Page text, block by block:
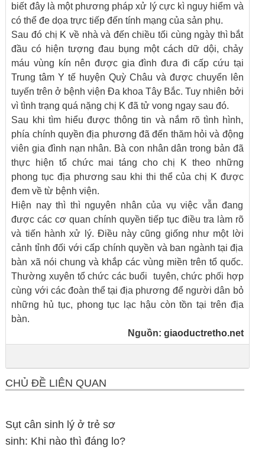
biết đây là một phương pháp xử lý cực kì nguy hiểm và
có thể đe dọa trực tiếp đến tính mạng của sản phụ.
Sau đó chị K về nhà và đến chiều tối cùng ngày thì bắt
đầu có hiện tượng đau bụng một cách dữ dội, chảy
máu vùng kín nên được gia đình đưa đi cấp cứu tại
Trung tâm Y tế huyện Quỳ Châu và được chuyển lên
tuyến trên ở bệnh viện Đa khoa Tây Bắc. Tuy nhiên bởi
vì tình trạng quá nặng chị K đã tử vong ngay sau đó.
Sau khi tìm hiểu được thông tin và nắm rõ tình hình,
phía chính quyền địa phương đã đến thăm hỏi và động
viên gia đình nạn nhân. Bà con nhân dân trong bản đã
thực hiện tổ chức mai táng cho chị K theo những
phong tục địa phương sau khi thi thể của chị K được
đem về từ bệnh viện.
Hiện nay thì thì nguyên nhân của vụ việc vẫn đang
được các cơ quan chính quyền tiếp tục điều tra làm rõ
và tiến hành xử lý. Điều này cũng giống như một lời
cảnh tỉnh đối với cấp chính quyền và ban ngành tại địa
bàn xã nói chung và khắp các vùng miền trên tổ quốc.
Thường xuyên tổ chức các buổi tuyên, chức phối hợp
cùng với các đoàn thể tại địa phương để người dân bỏ
những hủ tục, phong tục lạc hậu còn tồn tại trên địa
bàn.
Nguồn: giaoductretho.net
CHỦ ĐỀ LIÊN QUAN
Sụt cân sinh lý ở trẻ sơ
sinh: Khi nào thì đáng lo?